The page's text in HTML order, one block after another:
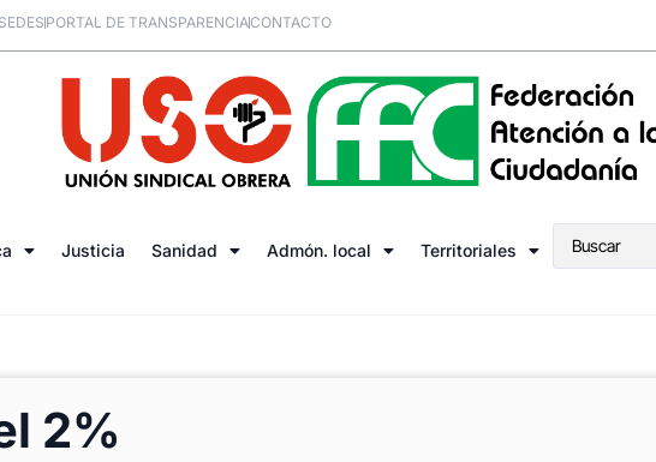
PORTAL DE TRANSPARENCIACONTACTO
Justicia Sanidad Admón. local Territoriales
2%